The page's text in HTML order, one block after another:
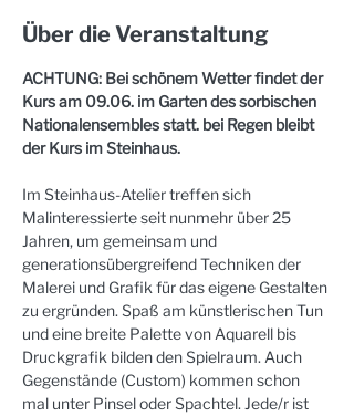
Über die Veranstaltung
ACHTUNG: Bei schönem Wetter findet der
Kurs am 09.06. im Garten des sorbischen
Nationalensembles statt. bei Regen bleibt
der Kurs im Steinhaus.
Im Steinhaus-Atelier treffen sich
Malinteressierte seit nunmehr über 25
Jahren, um gemeinsam und
generationsübergreifend Techniken der
Malerei und Grafik für das eigene Gestalten
zu ergründen. Spaß am künstlerischen Tun
und eine breite Palette von Aquarell bis
Druckgrafik bilden den Spielraum. Auch
Gegenstände (Custom) kommen schon
mal unter Pinsel oder Spachtel. Jede/r ist